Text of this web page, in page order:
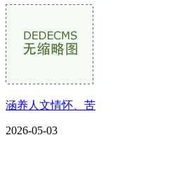
涵养人文情怀、苦
2026-05-03